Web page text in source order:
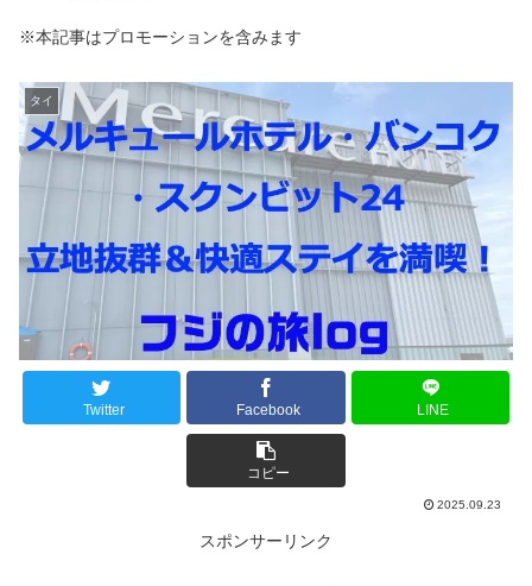
※本記事はプロモーションを含みます
タイ
Twitter Facebook LINE
コピー
2025.09.23
スポンサーリンク